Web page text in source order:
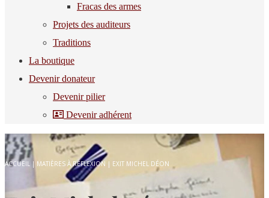
Fracas des armes
Projets des auditeurs
Traditions
La boutique
Devenir donateur
Devenir pilier
Devenir adhérent
ACCUEIL | MATIÈRES À RÉFLEXION | EXIT MICHEL DÉON